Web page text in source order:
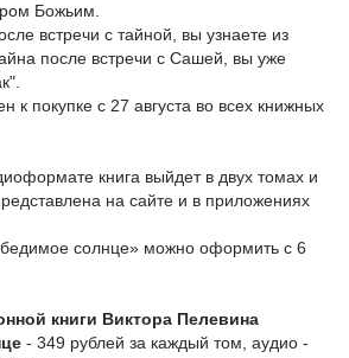
Божьим.
встречи с тайной, вы узнаете из
после встречи с Сашей, вы уже
к покупке с 27 августа во всех книжных
книга выйдет в двух томах и
на сайте и в приложениях
солнце» можно оформить с 6
книги Виктора Пелевина
- 349 рублей за каждый том, аудио -